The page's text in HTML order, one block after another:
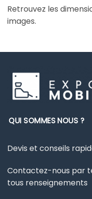
Retrouvez les
images.
QUI SOMMES NOUS ?
Devis et conseils
Contactez-nous par
tous renseignements